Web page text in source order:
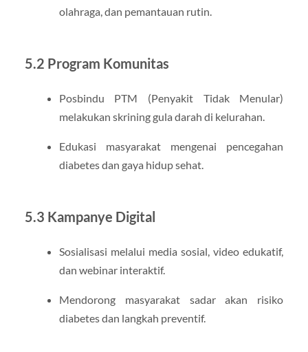
olahraga, dan pemantauan rutin.
5.2 Program Komunitas
Posbindu PTM (Penyakit Tidak Menular)
melakukan skrining gula darah di kelurahan.
Edukasi masyarakat mengenai pencegahan
diabetes dan gaya hidup sehat.
5.3 Kampanye Digital
Sosialisasi melalui media sosial, video edukatif,
dan webinar interaktif.
Mendorong masyarakat sadar akan risiko
diabetes dan langkah preventif.